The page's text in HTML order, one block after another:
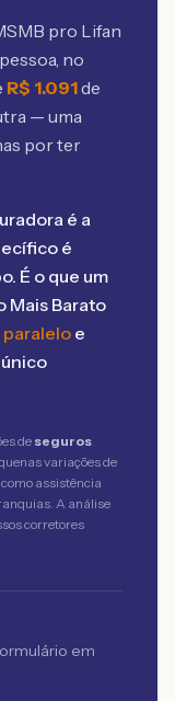
pro Lifan
no
R$ 1.091de
— uma
por ter
é a
é
É o que um
Mais Barato
paralelo e
de seguros
variações de
assistência
A análise
corretores
em